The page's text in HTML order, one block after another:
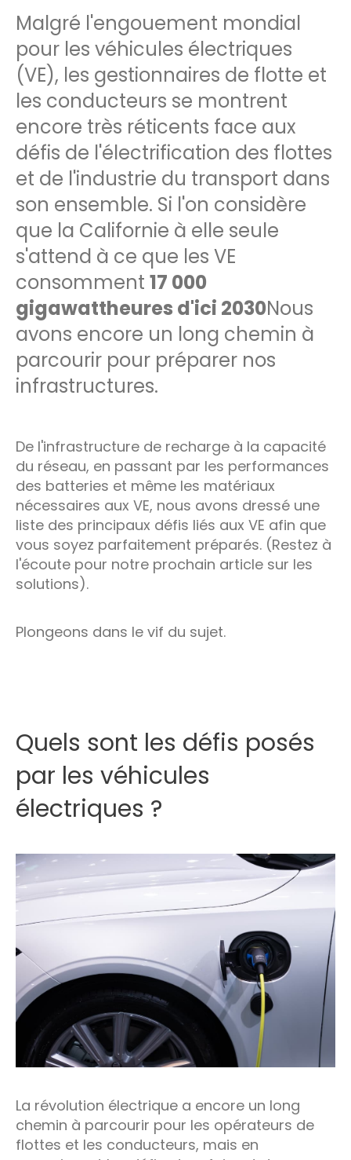
Malgré l'engouement mondial
pour les véhicules électriques
(VE), les gestionnaires de flotte et
les conducteurs se montrent
encore très réticents face aux
défis de l'électrification des flottes
et de l'industrie du transport dans
son ensemble. Si l'on considère
que la Californie à elle seule
s'attend à ce que les VE
consomment 17 000
gigawattheures d'ici 2030Nous
avons encore un long chemin à
parcourir pour préparer nos
infrastructures.
De l'infrastructure de recharge à la capacité
du réseau, en passant par les performances
des batteries et même les matériaux
nécessaires aux VE, nous avons dressé une
liste des principaux défis liés aux VE afin que
vous soyez parfaitement préparés. (Restez à
l'écoute pour notre prochain article sur les
solutions).
Plongeons dans le vif du sujet.
Quels sont les défis posés
par les véhicules
électriques ?
La révolution électrique a encore un long
chemin à parcourir pour les opérateurs de
flottes et les conducteurs, mais en